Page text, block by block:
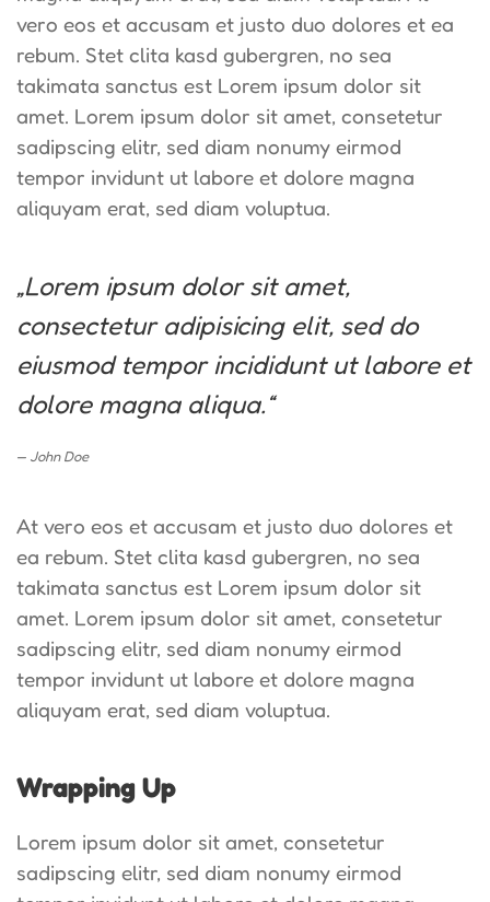
vero eos et accusam et justo duo dolores et ea
rebum. Stet clita kasd gubergren, no sea
takimata sanctus est Lorem ipsum dolor sit
amet. Lorem ipsum dolor sit amet, consetetur
sadipscing elitr, sed diam nonumy eirmod
tempor invidunt ut labore et dolore magna
aliquyam erat, sed diam voluptua.
„Lorem ipsum dolor sit amet,
consectetur adipisicing elit, sed do
eiusmod tempor incididunt ut labore et
dolore magna aliqua.“
John Doe
At vero eos et accusam et justo duo dolores et
ea rebum. Stet clita kasd gubergren, no sea
takimata sanctus est Lorem ipsum dolor sit
amet. Lorem ipsum dolor sit amet, consetetur
sadipscing elitr, sed diam nonumy eirmod
tempor invidunt ut labore et dolore magna
aliquyam erat, sed diam voluptua.
Wrapping Up
Lorem ipsum dolor sit amet, consetetur
sadipscing elitr, sed diam nonumy eirmod